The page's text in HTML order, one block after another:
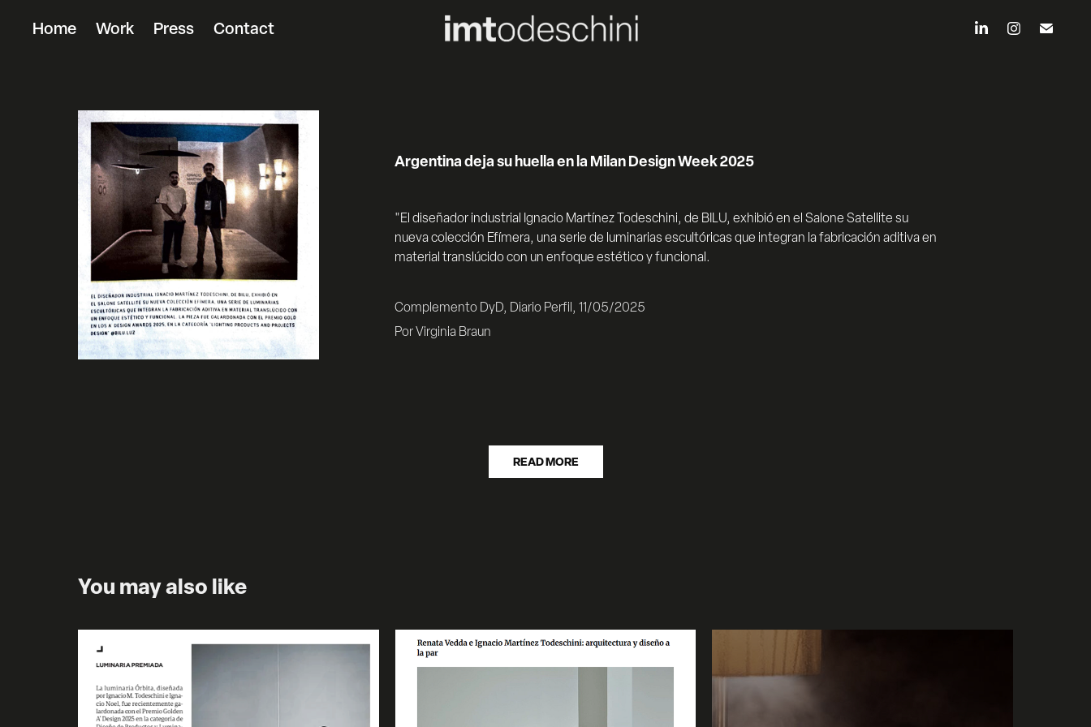
Home Work Press Contact
Argentina deja su huella en la Milan Design Week 2025
"El diseñador industrial Ignacio Martínez Todeschini, de BILU, exhibió en el Salone Satellite su
nueva colección Efímera, una serie de luminarias escultóricas que integran la fabricación aditiva en
material translúcido con un enfoque estético y funcional.
Complemento DyD, Diario Perfil, 11/05/2025
Por Virginia Braun
READ MORE
You may also like